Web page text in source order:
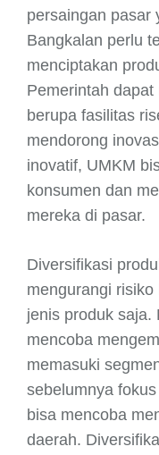
persaingan pasar
Bangkalan perlu
menciptakan
Pemerintah
berupa fasilitas
mendorong
inovatif, UMKM
konsumen dan
mereka di pasar.
Diversifikasi
mengurangi
jenis produk saja.
mencoba
memasuki
sebelumnya
bisa mencoba
daerah.